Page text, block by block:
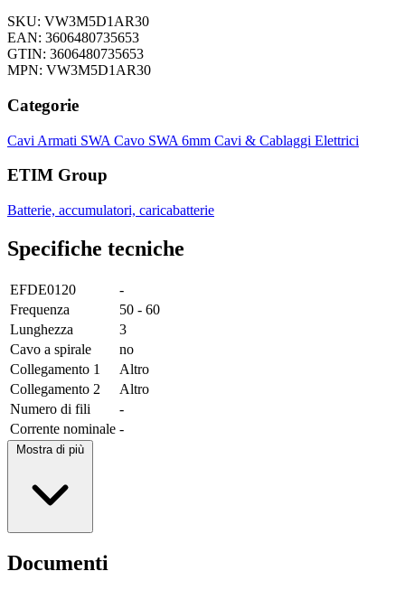
SKU: VW3M5D1AR30
EAN: 3606480735653
GTIN: 3606480735653
MPN: VW3M5D1AR30
Categorie
Cavi Armati SWA Cavo SWA 6mm Cavi & Cablaggi Elettrici
ETIM Group
Batterie, accumulatori, caricabatterie
Specifiche tecniche
EFDE0120
-
Frequenza
50 - 60
Lunghezza
3
Cavo a spirale
no
Collegamento 1
Altro
Collegamento 2
Altro
Numero di fili
-
Corrente nominale -
Mostra di più
Documenti